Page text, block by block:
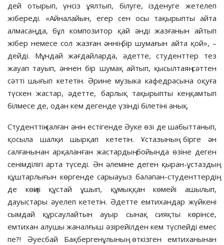
дей отырып, үнсіз ұялтып, білуге, ізденуге жетелеп
жібереді. «Айналайын, егер сен осы тақырыпты айта
алмасаң да, бұл композитор қай әнді жазғанын айтып
жібер немесе сол жазған әннің бір шумағын айта қой», –
дейді. Мұндай жағдайларда, әдетте, студенттер тез
жауап тауып, әннен бір шумақ айтып, қысылтаяң сәттен
сәтті шығып кететін. Әрине музыка кафедрасына оқуға
түскен жастар, әдетте, барлық тақырыпты кең қамтып
білмесе де, одан кем дегенде үзінді білетіні анық.
Студенттің салған әнін естігенде Әуке өзі де шабыттанып,
қосыла шалқи шырқап кететін. Ұстазының бірге ән
салғанынан арқаланған жастардың бойында өзіне деген
сенімділігі арта түседі. Ән әлеміне деген қыран-ұстаздың
құштарлығын көргенде сарыауыз балапан-студенттердің
де көңілі құстай ұшып, құмыққан көмейі ашылып,
дауыстары әуелеп кететін. Әдетте емтихандар жүйкені
сымдай құрсаулайтын ауыр сынақ сияқты көрінсе,
емтихан алушы жаналғыш әзірейілден кем түспейді емес
пе?! Әуесбай Бақбергенұлының өткізген емтиханынан